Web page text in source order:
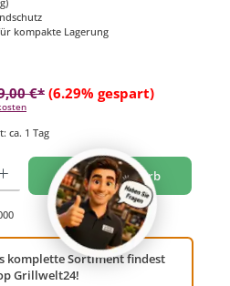
kompakte Lagerung
€*(6.29% gespart)
ca. 1 Tag
Wert ein oder benutze die Schaltflächen um
In den Warenkorb
komplette Sortiment findest
Grillwelt24!